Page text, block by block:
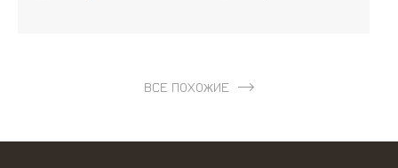
ВСЕ ПОХОЖИЕ